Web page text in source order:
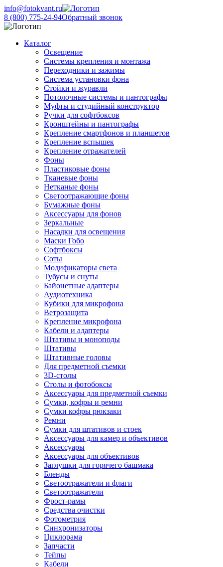
info@fotokvant.ru
8 (800) 775-24-94Обратный звонок
Каталог
Освещение
Системы крепления и монтажа
Переходники и зажимы
Система установки фона
Стойки и журавли
Потолочные системы и пантографы
Муфты и студийный конструктор
Ручки для софтбоксов
Кронштейны и пантографы
Крепление смартфонов и планшетов
Крепление вспышек
Крепление отражателей
Фоны
Пластиковые фоны
Тканевые фоны
Нетканые фоны
Светоотражающие фоны
Бумажные фоны
Аксессуары для фонов
Зеркальные
Насадки для освещения
Маски Гобо
Софтбоксы
Соты
Модификаторы света
Тубусы и снуты
Байонетные адаптеры
Аудиотехника
Кубики для микрофона
Ветрозащита
Крепление микрофона
Кабели и адаптеры
Штативы и моноподы
Штативы
Штативные головы
Для предметной съемки
3D-столы
Столы и фотобоксы
Аксессуары для предметной съемки
Сумки, кофры и ремни
Сумки кофры рюкзаки
Ремни
Сумки для штативов и стоек
Аксессуары для камер и объективов
Аксессуары
Аксессуары для объективов
Заглушки для горячего башмака
Бленды
Светоотражатели и флаги
Светоотражатели
Фрост-рамы
Средства очистки
Фотометрия
Синхронизаторы
Циклорама
Запчасти
Тейпы
Кабели